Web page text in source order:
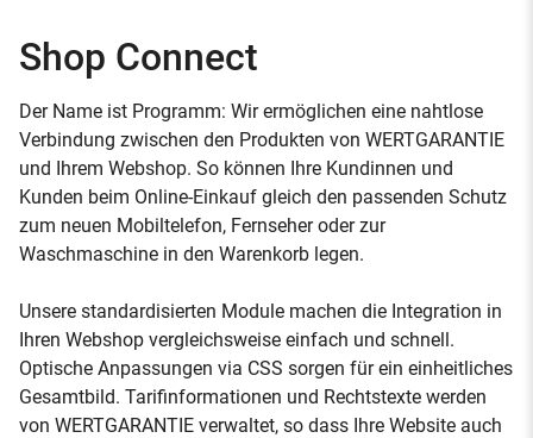
Shop Connect
Der Name ist Programm: Wir ermöglichen eine nahtlose
Verbindung zwischen den Produkten von WERTGARANTIE
und Ihrem Webshop. So können Ihre Kundinnen und
Kunden beim Online-Einkauf gleich den passenden Schutz
zum neuen Mobiltelefon, Fernseher oder zur
Waschmaschine in den Warenkorb legen.
Unsere standardisierten Module machen die Integration in
Ihren Webshop vergleichsweise einfach und schnell.
Optische Anpassungen via CSS sorgen für ein einheitliches
Gesamtbild. Tarifinformationen und Rechtstexte werden
von WERTGARANTIE verwaltet, so dass Ihre Website auch